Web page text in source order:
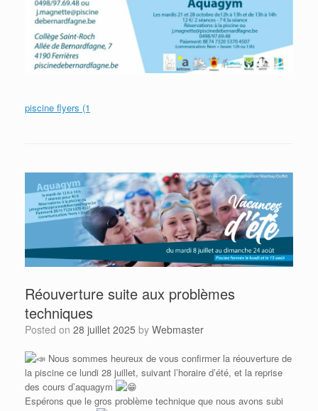
piscine flyers (1
Réouverture suite aux problèmes
techniques
Posted on 28 juillet 2025 by Webmaster
Nous sommes heureux de vous confirmer la réouverture de
la piscine ce lundi 28 juillet, suivant l’horaire d’été, et la reprise
des cours d’aquagym
Espérons que le gros problème technique que nous avons subi